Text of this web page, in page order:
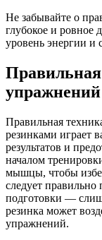
Не забывайте о
глубокое и ровное
уровень энергии и
упражнений
Правильная
резинками играет
результатов и
началом
мышцы, чтобы
следует правильно
подготовки —
резинка может
упражнений.